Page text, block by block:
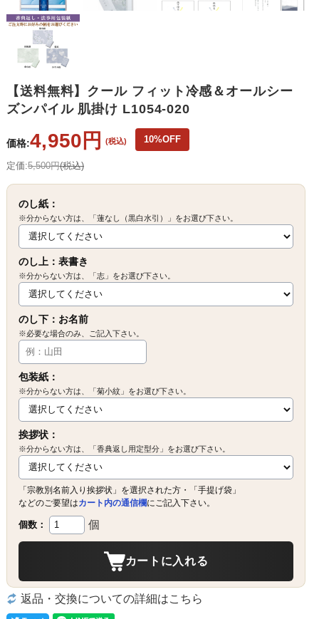
【送料無料】クール フィット冷感＆オールシー
ズンパイル 肌掛け L1054-020
定価:5,500円(税込)
価格:4,950円 (税込) 10%OFF
のし紙：
※分からない方は、「蓮なし（黒白水引）」をお選び下さい。
のし上：表書き
※分からない方は、「志」をお選び下さい。
のし下：お名前
※必要な場合のみ、ご記入下さい。
包装紙：
※分からない方は、「菊小紋」をお選び下さい。
挨拶状：
※分からない方は、「香典返し用定型分」をお選び下さい。
「宗教別名前入り挨拶状」を選択された方・「手提げ袋」
などのご要望はカート内の通信欄にご記入下さい。
個数： 個
カートに入れる
返品・交換についての詳細はこちら